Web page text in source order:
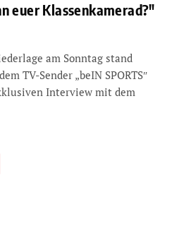
euer Klassenkamerad?″
am Sonntag stand
TV-Sender „beIN SPORTS″
Interview mit dem